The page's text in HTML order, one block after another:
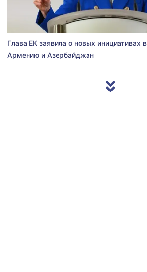
Глава ЕК заявила о новых инициативах
Армению и Азербайджан